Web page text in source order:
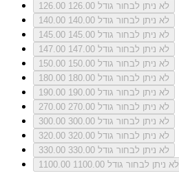
126.00
לא ניתן לבחור גודל 126.00
140.00
לא ניתן לבחור גודל 140.00
145.00
לא ניתן לבחור גודל 145.00
147.00
לא ניתן לבחור גודל 147.00
150.00
לא ניתן לבחור גודל 150.00
180.00
לא ניתן לבחור גודל 180.00
190.00
לא ניתן לבחור גודל 190.00
270.00
לא ניתן לבחור גודל 270.00
300.00
לא ניתן לבחור גודל 300.00
320.00
לא ניתן לבחור גודל 320.00
330.00
לא ניתן לבחור גודל 330.00
1100.00
לא ניתן לבחור גודל 1100.00